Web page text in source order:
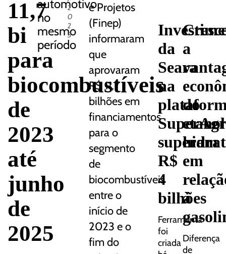
11,7
bi
para
biocombustíveis
de
2023
até
junho
de
2025
automotivo
no
mesmo
período
2
0
2
5
e Projetos
(Finep)
informaram
que
aprovaram
R$ 11,7
bilhões em
financiamentos
para o
segmento
de
biocombustíveis
entre o
início de
2023 e o
fim do
da
Seara
na
superam
R$
4
bilhões
Ferramenta
foi
criada
a
do
etanol
em
à
Diferença
de